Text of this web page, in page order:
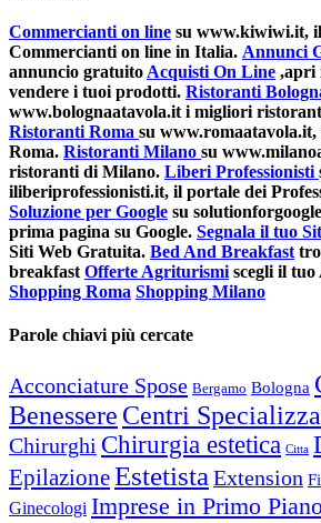
Commercianti on line su www.kiwiwi.it,
Commercianti on line in Italia. Annunci
annuncio gratuito Acquisti On Line ,apri
vendere i tuoi prodotti. Ristoranti
www.bolognaatavola.it i migliori
Ristoranti Roma su
Roma. Ristoranti Milano su
ristoranti di Milano. Liberi Professionisti
iliberiprofessionisti.it, il portale dei
Soluzione per Google su
prima pagina su Google. Segnala il tuo
Siti Web Gratuita. Bed And Breakfast
breakfast Offerte Agriturismi scegli il
Shopping Roma Shopping Milano
Parole chiavi più cercate
Acconciature Spose Bergamo Bologna
Benessere Centri
Chirurghi Chirurgia estetica Citta
EpilazioneEstetista Extension
Ginecologi Imprese in Primo